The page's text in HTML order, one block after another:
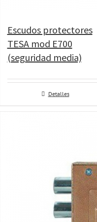
Escudos protectores
TESA mod E700
(seguridad media)
Detalles